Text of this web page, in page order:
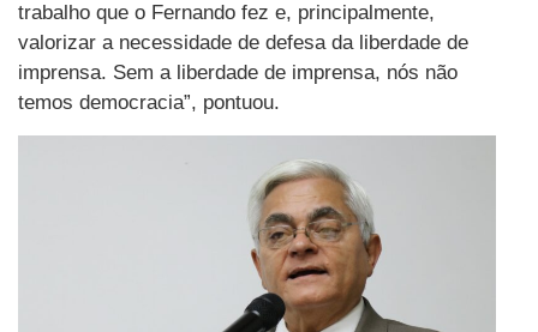
trabalho que o Fernando fez e, principalmente,
valorizar a necessidade de defesa da liberdade de
imprensa. Sem a liberdade de imprensa, nós não
temos democracia”, pontuou.